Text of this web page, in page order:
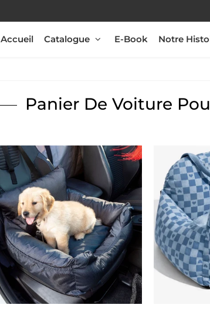
Accueil Catalogue E-Book Notre
Panier De Voiture